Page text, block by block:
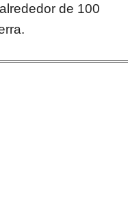
de 100